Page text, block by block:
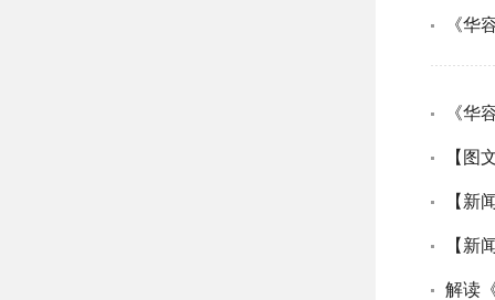
《华
《华
【图
【新
【新
解读